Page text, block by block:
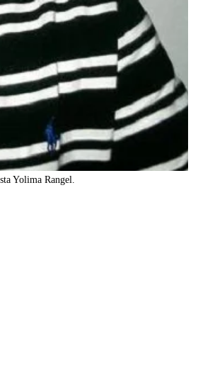
Yolima Rangel.